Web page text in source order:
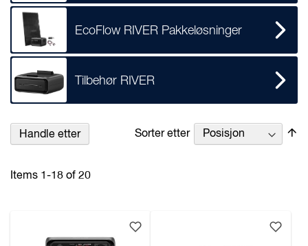
EcoFlow RIVER Pakkeløsninger
Tilbehør RIVER
Items 1-18 of 20
Sorter etter
Handle etter